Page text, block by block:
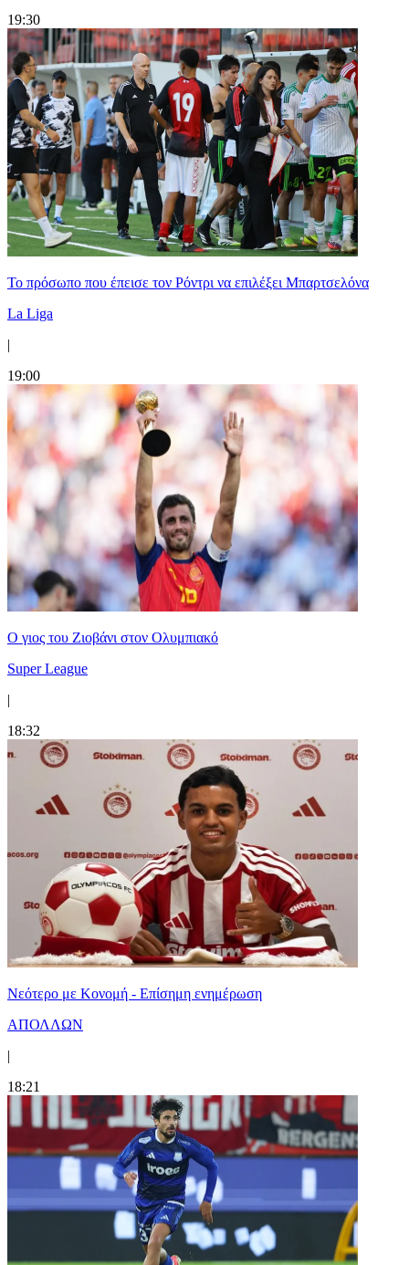
19:30
Το πρόσωπο που έπεισε τον Ρόντρι να επιλέξει Μπαρτσελόνα
La Liga
|
19:00
Ο γιος του Ζιοβάνι στον Ολυμπιακό
Super League
|
18:32
Νεότερο με Κονομή - Επίσημη ενημέρωση
ΑΠΟΛΛΩΝ
|
18:21